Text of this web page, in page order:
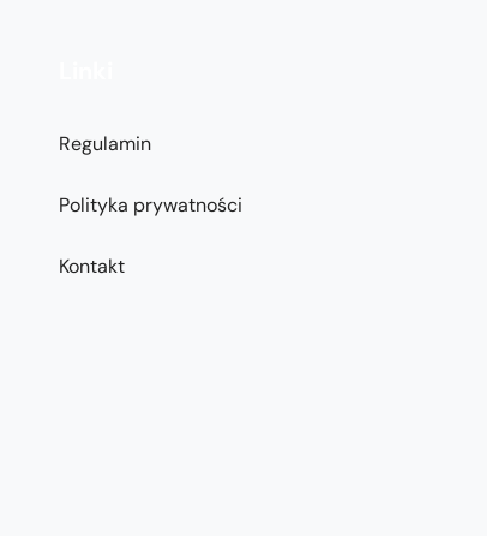
Regulamin
Polityka prywatności
Kontakt